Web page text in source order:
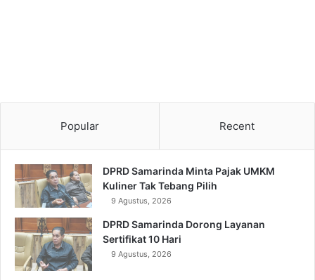
Popular Recent
DPRD Samarinda Minta Pajak UMKM
Kuliner Tak Tebang Pilih
9 Agustus, 2026
DPRD Samarinda Dorong Layanan
Sertifikat 10 Hari
9 Agustus, 2026